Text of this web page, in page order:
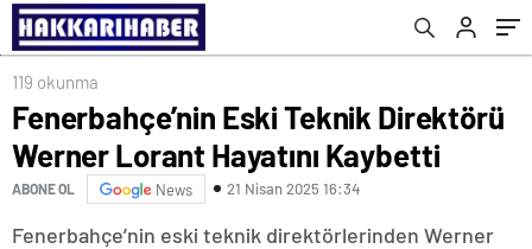
119 okunma
Fenerbahçe’nin Eski Teknik Direktörü
Werner Lorant Hayatını Kaybetti
ABONE OL News 21 Nisan 2025 16:34
Fenerbahçe’nin eski teknik direktörlerinden Werner